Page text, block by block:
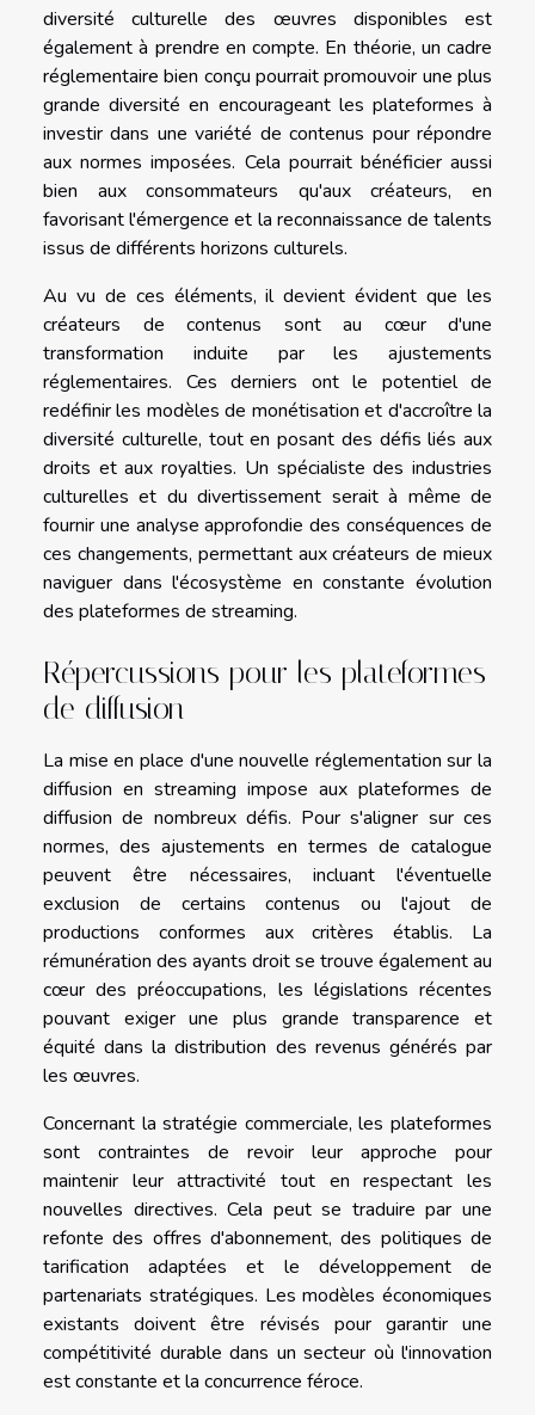
diversité culturelle des œuvres disponibles est
également à prendre en compte. En théorie, un cadre
réglementaire bien conçu pourrait promouvoir une plus
grande diversité en encourageant les plateformes à
investir dans une variété de contenus pour répondre
aux normes imposées. Cela pourrait bénéficier aussi
bien aux consommateurs qu'aux créateurs, en
favorisant l'émergence et la reconnaissance de talents
issus de différents horizons culturels.
Au vu de ces éléments, il devient évident que les
créateurs de contenus sont au cœur d'une
transformation induite par les ajustements
réglementaires. Ces derniers ont le potentiel de
redéfinir les modèles de monétisation et d'accroître la
diversité culturelle, tout en posant des défis liés aux
droits et aux royalties. Un spécialiste des industries
culturelles et du divertissement serait à même de
fournir une analyse approfondie des conséquences de
ces changements, permettant aux créateurs de mieux
naviguer dans l'écosystème en constante évolution
des plateformes de streaming.
Répercussions pour les plateformes
de diffusion
La mise en place d'une nouvelle réglementation sur la
diffusion en streaming impose aux plateformes de
diffusion de nombreux défis. Pour s'aligner sur ces
normes, des ajustements en termes de catalogue
peuvent être nécessaires, incluant l'éventuelle
exclusion de certains contenus ou l'ajout de
productions conformes aux critères établis. La
rémunération des ayants droit se trouve également au
cœur des préoccupations, les législations récentes
pouvant exiger une plus grande transparence et
équité dans la distribution des revenus générés par
les œuvres.
Concernant la stratégie commerciale, les plateformes
sont contraintes de revoir leur approche pour
maintenir leur attractivité tout en respectant les
nouvelles directives. Cela peut se traduire par une
refonte des offres d'abonnement, des politiques de
tarification adaptées et le développement de
partenariats stratégiques. Les modèles économiques
existants doivent être révisés pour garantir une
compétitivité durable dans un secteur où l'innovation
est constante et la concurrence féroce.